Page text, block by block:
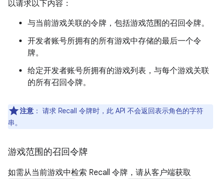
以请求以下内容：
与当前游戏关联的令牌，包括游戏范围的召回令牌。
开发者账号所拥有的所有游戏中存储的最后一个令
牌。
给定开发者账号所拥有的游戏列表，与每个游戏关联
的所有召回令牌。
注意 ： 请求 Recall 令牌时，此 API 不会返回表示角色的字符
串。
游戏范围的召回令牌
如需从当前游戏中检索 Recall 令牌，请从客户端获取